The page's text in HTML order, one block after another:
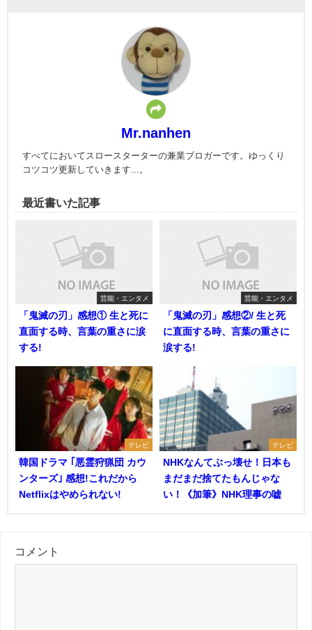
Mr.nanhen
すべてにおいてスロースターターの兼業ブロガーです。ゆっくり
コツコツ更新していきます...。
最近書いた記事
芸能・エンタメ
「鬼滅の刃」感想① 生と死に
直面する時、言葉の重さに涙
する!
芸能・エンタメ
「鬼滅の刃」感想②/ 生と死
に直面する時、言葉の重さに
涙する!
テレビ
韓国ドラマ ｢悪霊狩猟団 カウ
ンターズ｣ 感想!これだから
Netflixはやめられない!
テレビ
NHKなんてぶっ壊せ！日本も
まだまだ捨てたもんじゃな
い！《加筆》NHK理事の嘘
コメント